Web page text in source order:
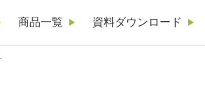
商品一覧 資料ダウンロード